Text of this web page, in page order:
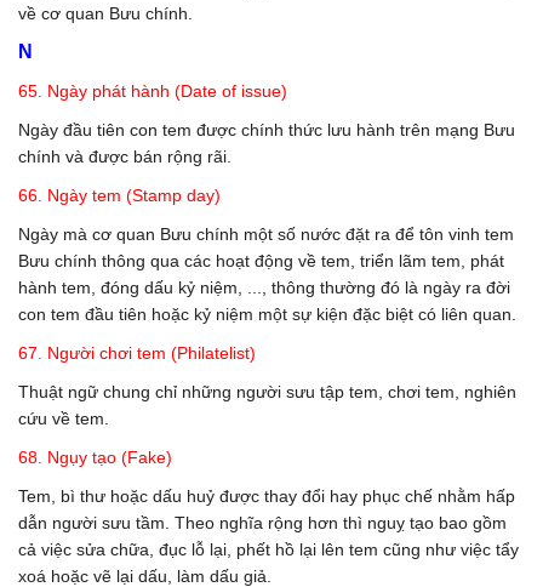
về cơ quan Bưu chính.
N
65. Ngày phát hành (Date of issue)
Ngày đầu tiên con tem được chính thức lưu hành trên mạng Bưu
chính và được bán rộng rãi.
66. Ngày tem (Stamp day)
Ngày mà cơ quan Bưu chính một số nước đặt ra để tôn vinh tem
Bưu chính thông qua các hoạt động về tem, triển lãm tem, phát
hành tem, đóng dấu kỷ niệm, ..., thông thường đó là ngày ra đời
con tem đầu tiên hoặc kỷ niệm một sự kiện đặc biệt có liên quan.
67. Người chơi tem (Philatelist)
Thuật ngữ chung chỉ những người sưu tập tem, chơi tem, nghiên
cứu về tem.
68. Ngụy tạo (Fake)
Tem, bì thư hoặc dấu huỷ được thay đổi hay phục chế nhằm hấp
dẫn người sưu tầm. Theo nghĩa rộng hơn thì nguỵ tạo bao gồm
cả việc sửa chữa, đục lỗ lại, phết hồ lại lên tem cũng như việc tẩy
xoá hoặc vẽ lại dấu, làm dấu giả.